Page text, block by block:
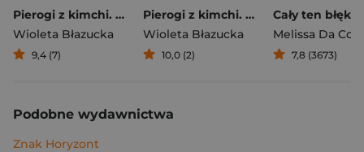
Pierogi z kimchi. Moje ulubione azjatyckie przepisy
Wioleta Błazucka
9,4 (7)
Pierogi z kimchi. Moje ulubione azjatyckie przepisy - książka z autografem
Wioleta Błazucka
10,0 (2)
Cały ten błękit
Melissa Da
7,8 (3673)
Podobne wydawnictwa
Znak Horyzont